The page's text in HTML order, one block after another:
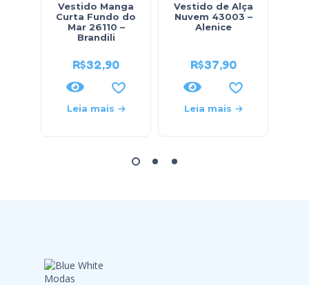
Vestido Manga
Curta Fundo do
Mar 26110 –
Brandili
R$32,90
Leia mais
Vestido de Alça
Nuvem 43003 –
Alenice
R$37,90
Leia mais